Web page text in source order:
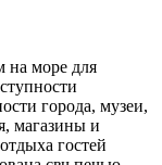
на море для
города, музеи,
магазины и
гостей